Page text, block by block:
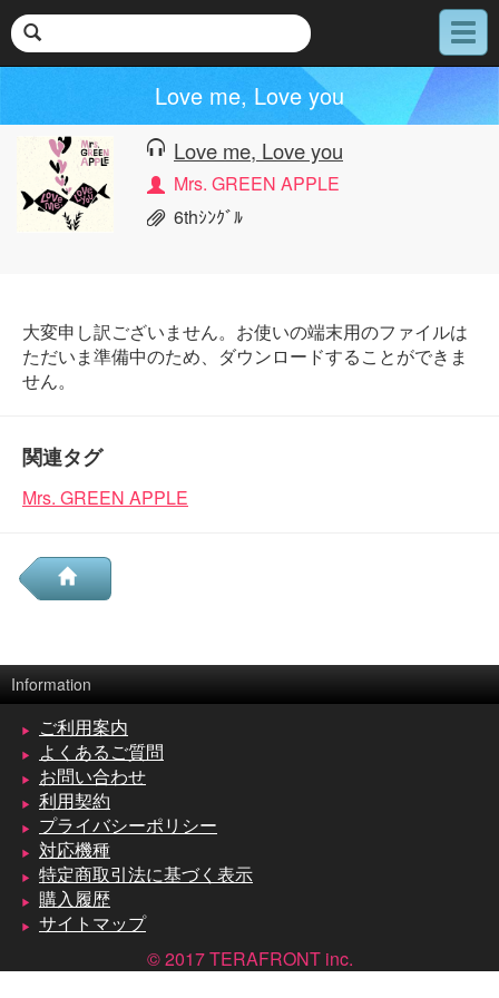
メ
ニ
Love me, Love you
Love me, Love you
Mrs. GREEN APPLE
6thｼﾝｸﾞﾙ
大変申し訳ございません。お使いの端末用のファイルは
ただいま準備中のため、ダウンロードすることができま
せん。
関連タグ
Mrs. GREEN APPLE
Information
ご利用案内
よくあるご質問
お問い合わせ
利用契約
プライバシーポリシー
対応機種
特定商取引法に基づく表示
購入履歴
サイトマップ
© 2017 TERAFRONT inc.